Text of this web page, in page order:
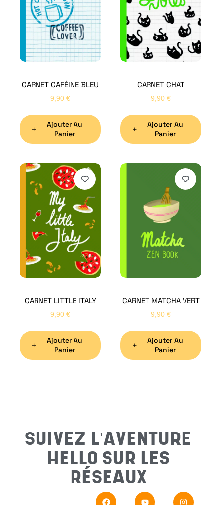
CARNET CAFÉINE BLEU
9,90 €
Ajouter Au
Panier
CARNET CHAT
9,90 €
Ajouter Au
Panier
CARNET LITTLE ITALY
9,90 €
Ajouter Au
Panier
CARNET MATCHA VERT
9,90 €
Ajouter Au
Panier
SUIVEZ L'AVENTURE
HELLO SUR LES
RÉSEAUX